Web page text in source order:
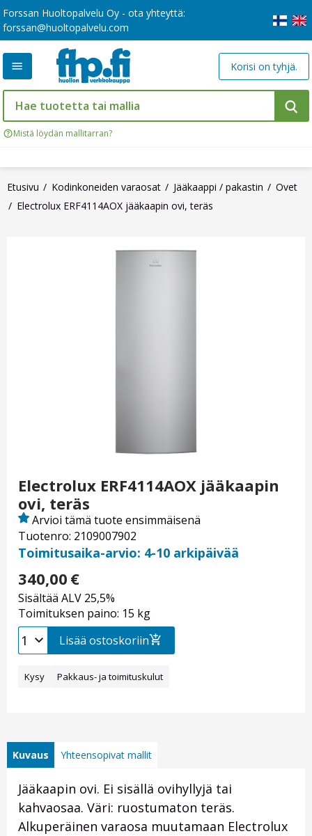
Forssan Huoltopalvelu Oy - ota yhteyttä:
forssan@huoltopalvelu.com
Mistä löydän mallitarran?
Korisi on tyhjä.
Etusivu Kodinkoneiden varaosat Jääkaappi / pakastin
Ovet
Electrolux ERF4114AOX jääkaapin ovi, teräs
Electrolux ERF4114AOX jääkaapin
ovi, teräs
Tuotenro: 2109007902
Arvioi tämä tuote ensimmäisenä
Toimitusaika-arvio: 4-10 arkipäivää
340,00 €
Sisältää ALV 25,5%
Toimituksen paino: 15 kg
Lisää ostoskoriin
Kysy Pakkaus- ja toimituskulut
Kuvaus Yhteensopivat mallit
Jääkaapin ovi. Ei sisällä ovihyllyjä tai
kahvaosaa. Väri: ruostumaton teräs.
Alkuperäinen varaosa muutamaan Electrolux